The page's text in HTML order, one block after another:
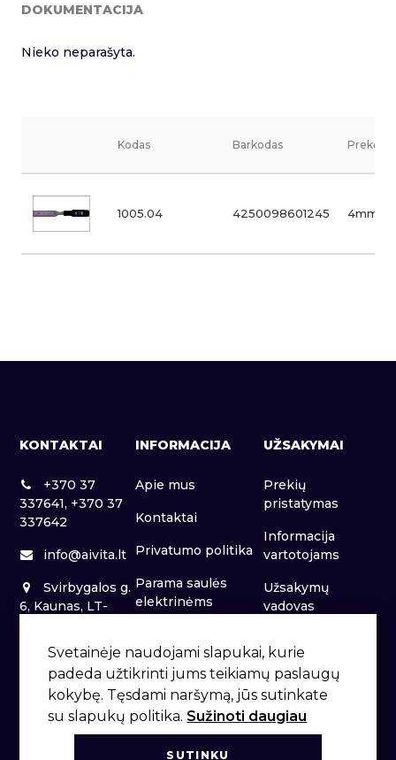
DOKUMENTACIJA
Nieko neparašyta.
Kodas Barkodas Prekės
1005.04 4250098601245 4mm
KONTAKTAI
+370 37
337641, +370 37
337642
info@aivita.lt
Svirbygalos g.
6, Kaunas, LT-
INFORMACIJA
Apie mus
Kontaktai
Privatumo politika
Parama saulės
elektrinėms
UŽSAKYMAI
Prekių
pristatymas
Informacija
vartotojams
Užsakymų
vadovas
Svetainėje naudojami slapukai, kurie
padeda užtikrinti jums teikiamų paslaugų
kokybę. Tęsdami naršymą, jūs sutinkate
su slapukų politika. Sužinoti daugiau
SUTINKU